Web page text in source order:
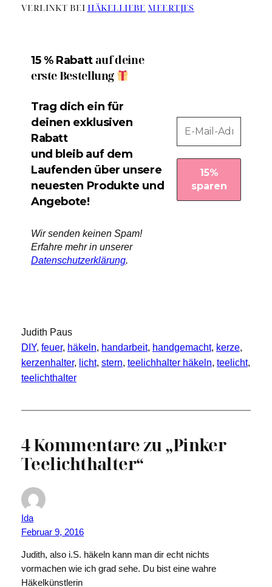
VERLINKT BEI HÄKELLIEBE MEERTJES
15 % Rabattauf deine
erste Bestellung
Trag dich ein für
deinen exklusiven
Rabatt
und bleib auf dem
Laufenden über unsere
neuesten Produkte und
Angebote!
Wir senden keinen Spam!
Erfahre mehr in unserer
Datenschutzerklärung.
Judith Paus
DIY, feuer, häkeln, handarbeit, handgemacht, kerze
kerzenhalter, licht, stern, teelichhalter häkeln, teelicht
teelichthalter
4 Kommentare zu „Pinker
Teelichthalter“
Ida
Februar 9, 2016
Judith, also i.S. häkeln kann man dir echt nichts
vormachen wie ich grad sehe. Du bist eine wahre
Häkelkünstlerin